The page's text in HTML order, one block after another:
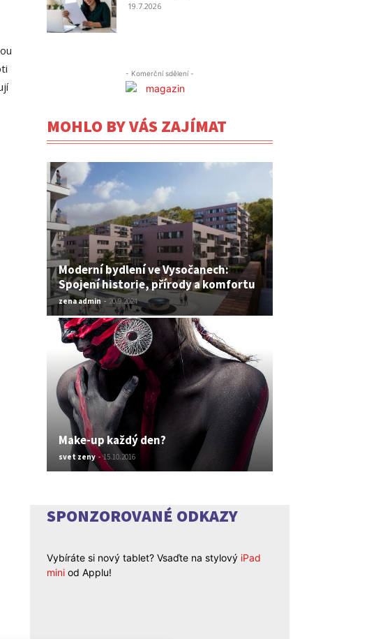
19.7.2026
- Komerční sdělení -
MOHLO BY VÁS ZAJÍMAT
Moderní bydlení ve Vysočanech:
Spojení historie, přírody a komfortu
zena admin - 20.9.2024
Make-up každý den?
svet zeny - 15.10.2016
SPONZOROVANÉ ODKAZY
Vybíráte si nový tablet? Vsaďte na stylový iPad
mini od Applu!